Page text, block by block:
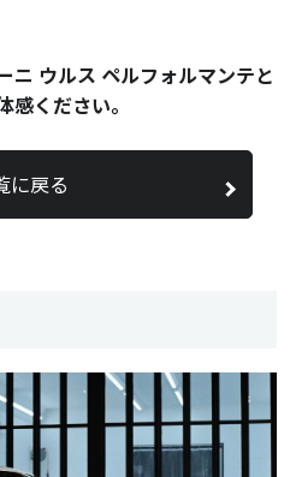
ニ ウルス ペルフォルマンテと
ください。
に戻る